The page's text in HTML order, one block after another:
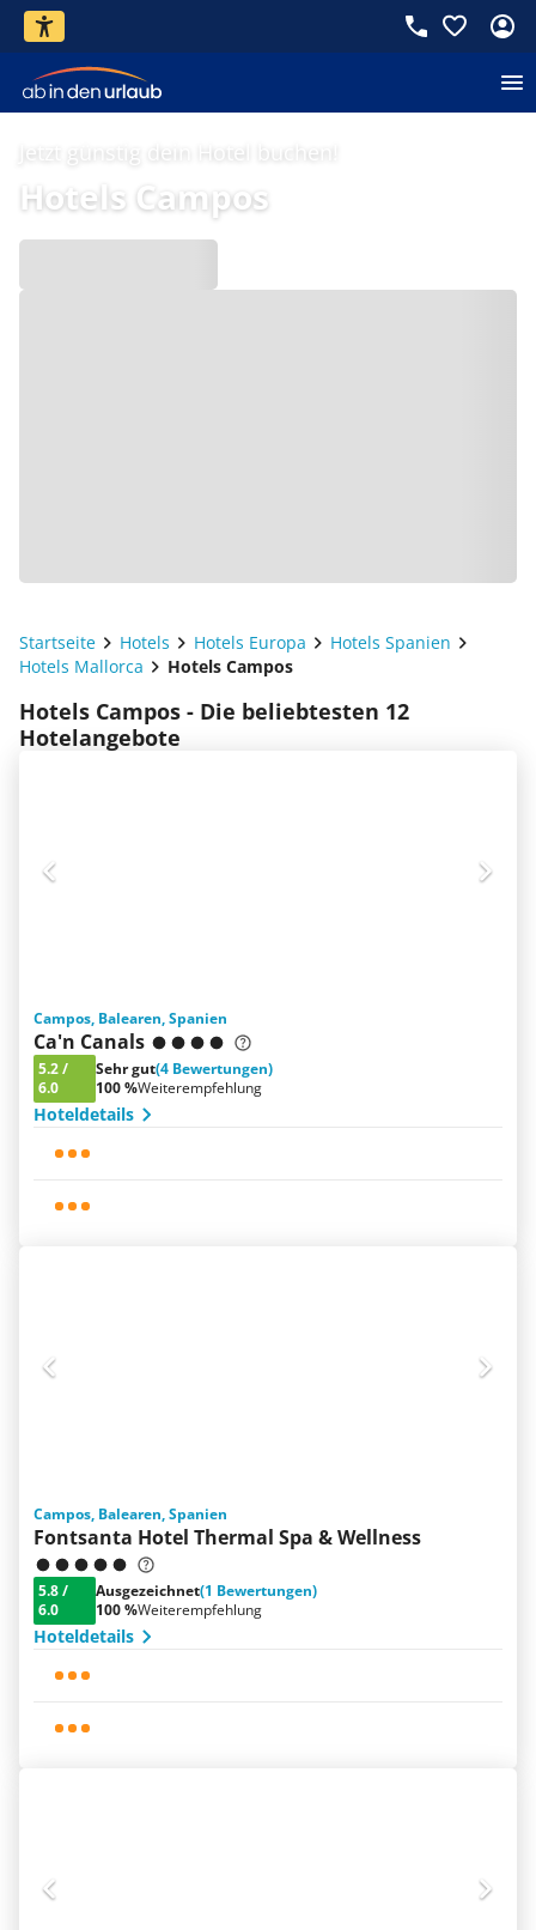
Jetzt günstig dein Hotel buchen!
Hotels Campos
Startseite Hotels Hotels Europa
Hotels Spanien
Hotels Mallorca
Hotels Campos
Hotels Campos - Die beliebtesten 12
Hotelangebote
Campos, Balearen, Spanien
Ca'n Canals
5.2/
6.0
Sehr gut(4 Bewertungen)
100 %Weiterempfehlung
Hoteldetails
Campos, Balearen, Spanien
Fontsanta Hotel Thermal Spa & Wellness
5.8/
6.0
Ausgezeichnet(1 Bewertungen)
100 %Weiterempfehlung
Hoteldetails